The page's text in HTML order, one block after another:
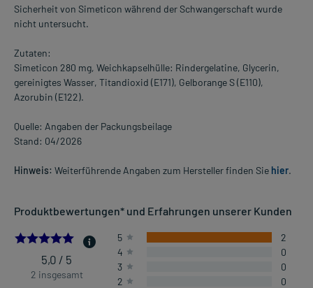
Sicherheit von Simeticon während der Schwangerschaft wurde
nicht untersucht.
Zutaten:
Simeticon 280 mg, Weichkapselhülle: Rindergelatine, Glycerin,
gereinigtes Wasser, Titandioxid (E171), Gelborange S (E110),
Azorubin (E122).
Quelle: Angaben der Packungsbeilage
Stand: 04/2026
Hinweis: Weiterführende Angaben zum Hersteller finden Sie hier.
Produktbewertungen* und Erfahrungen unserer Kunden
5.0
5,0 / 5
2 insgesamt
5
2
4
0
3
0
2
0